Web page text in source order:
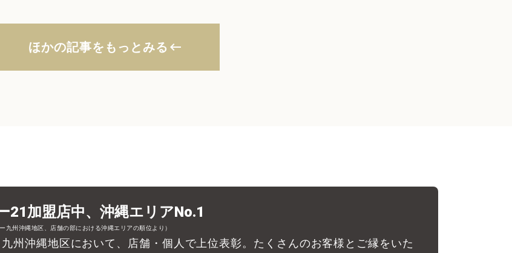
ほかの記事をもっとみる keyboard_backspace
21加盟店中、沖縄エリアNo.1
九州沖縄地区、店舗の部における沖縄エリアの順位より）
州沖縄地区において、店舗・個人で上位表彰。たくさんのお客様とご縁をいた